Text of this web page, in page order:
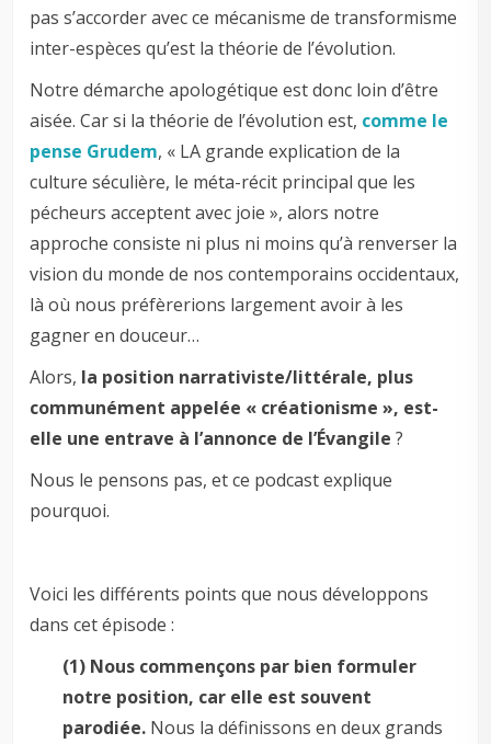
pas s’accorder avec ce mécanisme de transformisme
inter-espèces qu’est la théorie de l’évolution.
Notre démarche apologétique est donc loin d’être
aisée. Car si la théorie de l’évolution est, comme le
pense Grudem, « LA grande explication de la
culture séculière, le méta-récit principal que les
pécheurs acceptent avec joie », alors notre
approche consiste ni plus ni moins qu’à renverser la
vision du monde de nos contemporains occidentaux,
là où nous préfèrerions largement avoir à les
gagner en douceur…
Alors, la position narrativiste/littérale, plus
communément appelée « créationisme », est-
elle une entrave à l’annonce de l’Évangile ?
Nous le pensons pas, et ce podcast explique
pourquoi.
Voici les différents points que nous développons
dans cet épisode :
(1) Nous commençons par bien formuler
notre position, car elle est souvent
parodiée. Nous la définissons en deux grands